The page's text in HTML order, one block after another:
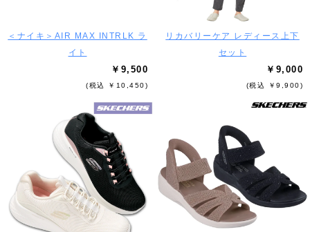
＜ナイキ＞AIR MAX INTRLK ラ
イト
￥9,500
(税込 ￥10,450)
リカバリーケア レディース上下
セット
￥9,000
(税込 ￥9,900)